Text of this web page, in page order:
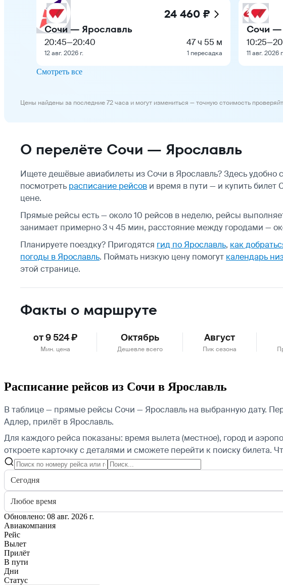
24 460 ₽
Сочи — Ярославль
20:45—20:40
12 авг. 2026 г.
47 ч 55 м
1 пересадка
Сочи —
10:25—
11 авг. 2026
Смотреть все
Цены найдены за последние 72 часа и могут измениться — точную стоимость
О перелёте Сочи — Ярославль
Ищете дешёвые авиабилеты из Сочи в Ярославль? Здесь удобно
посмотреть расписание рейсов и время в пути — и купить
цене.
Прямые рейсы есть — около 10 рейсов в неделю, рейсы
занимает примерно 3 ч 45 мин, расстояние между городами —
Планируете поездку? Пригодятся гид по Ярославль, как
погоды в Ярославль. Поймать низкую цену помогут календарь
этой странице.
Факты о маршруте
от 9 524 ₽
Мин. цена
Октябрь
Дешевле всего
Август
Пик сезона
Расписание рейсов из Сочи в Ярославль
В таблице — прямые рейсы Сочи — Ярославль на выбранную дату.
Адлер, прилёт в Ярославль.
Для каждого рейса показаны: время вылета (местное), город и
откроете карточку с деталями и сможете перейти к поиску билета.
Сегодня
Любое время
Обновлено: 08 авг. 2026 г.
Авиакомпания
Рейс
Вылет
Прилёт
В пути
Дни
Статус